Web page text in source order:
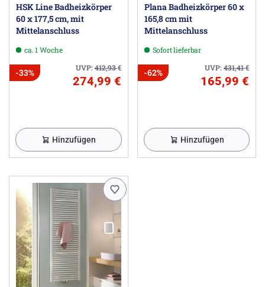
HSK Line Badheizkörper
60 x 177,5 cm, mit
Mittelanschluss
ca. 1 Woche
UVP:412,93€
-33%
274,99 €
Hinzufügen
Plana Badheizkörper 60 x
165,8 cm mit
Mittelanschluss
Sofort lieferbar
UVP:431,41€
-62%
165,99 €
Hinzufügen